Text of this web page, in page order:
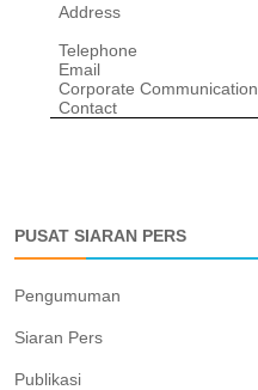
Address
Telephone
Email
Corporate Communication
Contact
PUSAT SIARAN PERS
Pengumuman
Siaran Pers
Publikasi